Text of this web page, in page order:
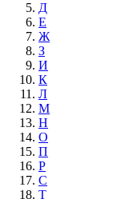
Д
Е
Ж
З
И
К
Л
М
Н
О
П
Р
С
Т